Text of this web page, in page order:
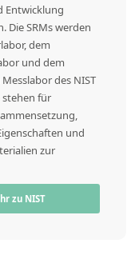
Entwicklung
Die SRMs werden
dem
und dem
des NIST
stehen für
und
zur
zu NIST